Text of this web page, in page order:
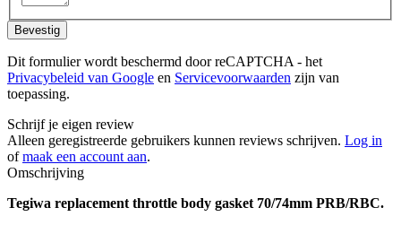
Bevestig
Dit formulier wordt beschermd door reCAPTCHA - het
Privacybeleid van Google en Servicevoorwaarden zijn van
toepassing.
Schrijf je eigen review
Alleen geregistreerde gebruikers kunnen reviews schrijven. Log in
ofmaak een account aan.
Omschrijving
Tegiwa replacement throttle body gasket 70/74mm PRB/RBC.